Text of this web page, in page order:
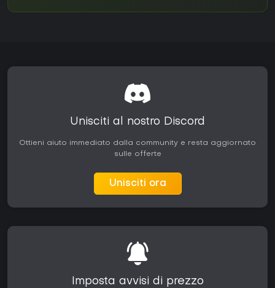
Unisciti al nostro Discord
Ottieni aiuto immediato dalla community e resta aggiornato
sulle offerte
Unisciti ora
Imposta avvisi di prezzo